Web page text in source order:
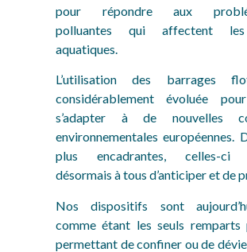
pour répondre aux
polluantes qui affectent
aquatiques.
L’utilisation des barrages
considérablement évoluée
s’adapter à de nouvelles
environnementales européennes.
plus encadrantes, celles-ci
désormais à tous d’anticiper et de
Nos dispositifs sont
comme étant les seuls remparts
permettant de confiner ou de